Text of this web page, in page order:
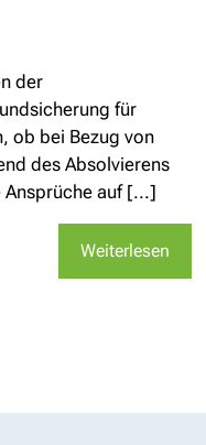
der
für
ob bei Bezug von
des Absolvierens
auf [...]
Weiterlesen